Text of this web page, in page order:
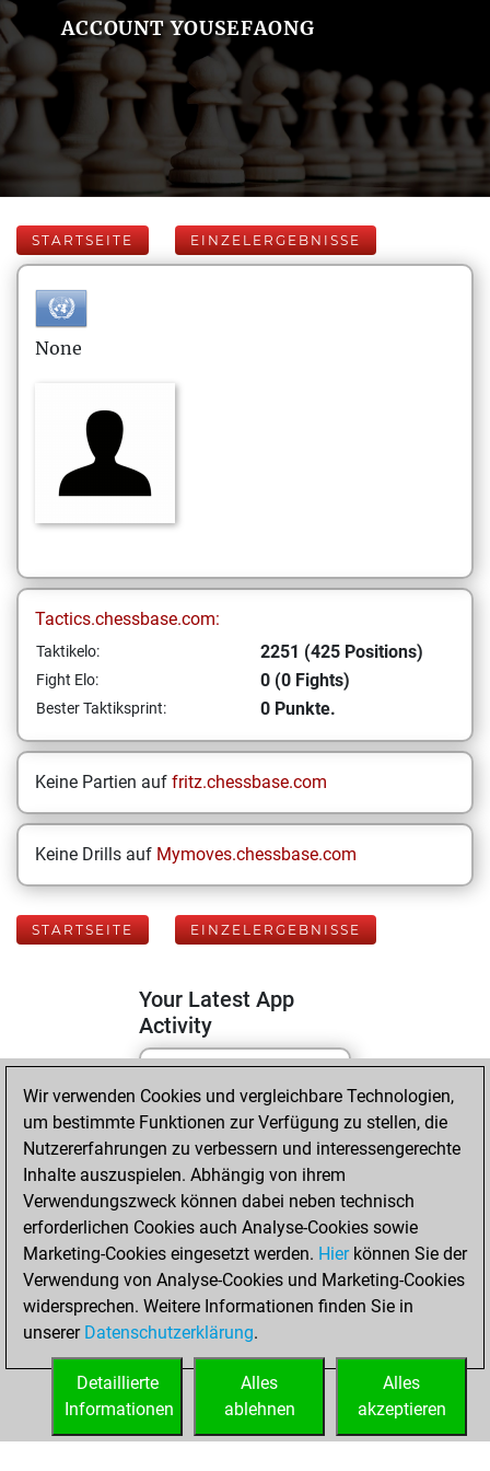
ACCOUNT YOUSEFAONG
STARTSEITE EINZELERGEBNISSE
None
Tactics.chessbase.com:
Taktikelo: 2251 (425 Positions)
Fight Elo: 0 (0 Fights)
Bester Taktiksprint: 0 Punkte.
Keine Partien auf fritz.chessbase.com
Keine Drills auf Mymoves.chessbase.com
STARTSEITE EINZELERGEBNISSE
Your Latest App
Activity
Sonntag, Mai 31,
2026
You totalled
425 tactics positions
Tactics
You
solved 262 tactics
positions
You achieved
tactics positions
Wir verwenden Cookies und vergleichbare Technologien,
um bestimmte Funktionen zur Verfügung zu stellen, die
Nutzererfahrungen zu verbessern und interessengerechte
Inhalte auszuspielen. Abhängig von ihrem
Verwendungszweck können dabei neben technisch
erforderlichen Cookies auch Analyse-Cookies sowie
Marketing-Cookies eingesetzt werden. Hierkönnen Sie der
Verwendung von Analyse-Cookies und Marketing-Cookies
widersprechen. Weitere Informationen finden Sie in
unserer Datenschutzerklärung.
Alles
akzeptieren
Alles
ablehnen
Detaillierte
Informationen